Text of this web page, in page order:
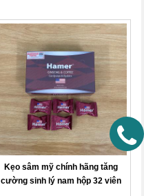
Kẹo sâm mỹ chính hãng tăng
cường sinh lý nam hộp 32 viên